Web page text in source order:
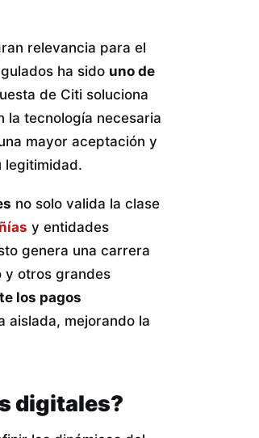
relevancia para el
ha sido uno de
de Citi soluciona
la tecnología necesaria
mayor aceptación y
legitimidad.
no solo valida la clase
y entidades
genera una carrera
y otros grandes
los pagos
aislada, mejorando la
digitales?